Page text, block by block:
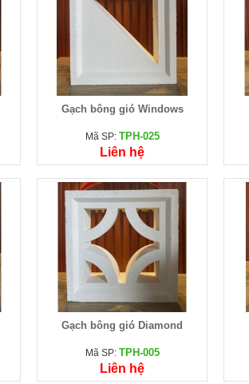
Gạch bông gió Taly White
Liên hệ
Gạch bông gió Windows
Mã SP: TPH-025
Liên hệ
Gạch bông gió Diamond
Mã SP: TPH-005
Liên hệ